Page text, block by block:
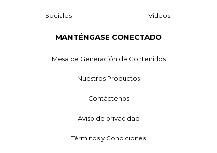
Sociales Videos
MANTÉNGASE CONECTADO
Mesa de Generación de Contenidos
Nuestros Productos
Contáctenos
Aviso de privacidad
Términos y Condiciones